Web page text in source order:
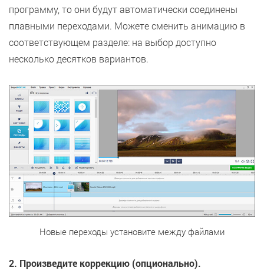
программу, то они будут автоматически соединены
плавными переходами. Можете сменить анимацию в
соответствующем разделе: на выбор доступно
несколько десятков вариантов.
Новые переходы установите между файлами
2. Произведите коррекцию (опционально).